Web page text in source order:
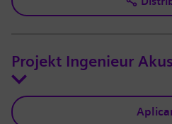
Projekt Ingenieur